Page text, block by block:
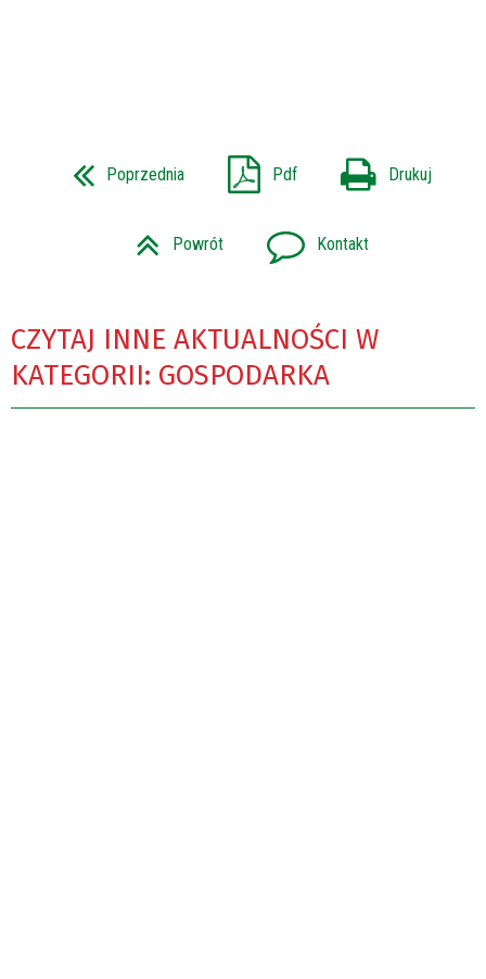
Poprzednia Pdf Drukuj
Powrót Kontakt
CZYTAJ INNE AKTUALNOŚCI W
KATEGORII: GOSPODARKA